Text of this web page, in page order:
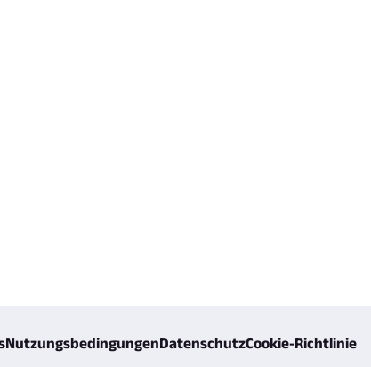
NutzungsbedingungenDatenschutzCookie-Richtlinie